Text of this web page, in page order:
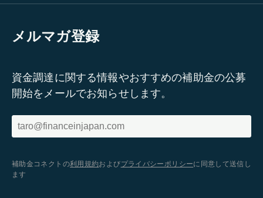
メルマガ登録
資金調達に関する情報やおすすめの補助金の公募
開始をメールでお知らせします。
補助金コネクトの利用規約およびプライバシーポリシーに同意して送信し
ます